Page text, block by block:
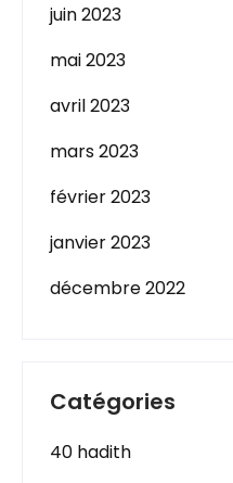
juin 2023
mai 2023
avril 2023
mars 2023
février 2023
janvier 2023
décembre 2022
Catégories
40 hadith